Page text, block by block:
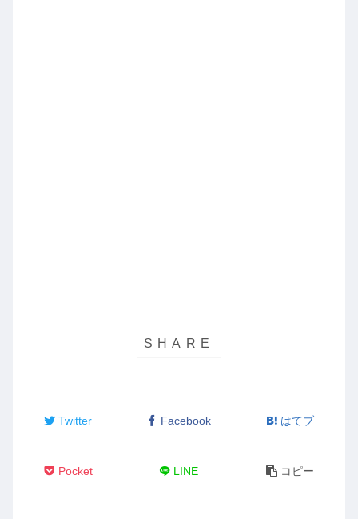
Twitter Facebook はてブ
Pocket LINE コピー